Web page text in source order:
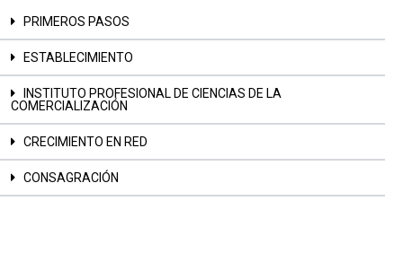
PRIMEROS PASOS
ESTABLECIMIENTO
INSTITUTO PROFESIONAL DE CIENCIAS DE LA
COMERCIALIZACIÓN
CRECIMIENTO EN RED
CONSAGRACIÓN